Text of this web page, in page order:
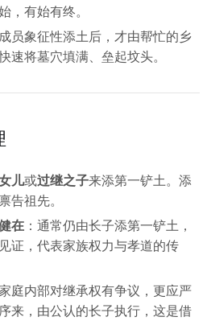
，有始有终。
员象征性添土后，才由帮忙的乡
速将墓穴填满、垒起坟头。
儿或过继之子来添第一铲土。添
告祖先。
在：通常仍由长子添第一铲土，
证，代表家族权力与孝道的传
庭内部对继承权有争议，更应严
来，由公认的长子执行，这是借